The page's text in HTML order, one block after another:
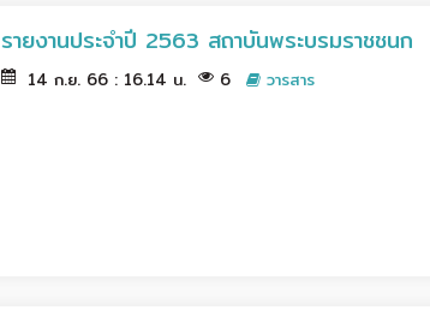
รายงานประจำปี 2563 สถาบันพระบรมราชชนก
14 ก.ย. 66 : 16.14 น. 6 วารสาร